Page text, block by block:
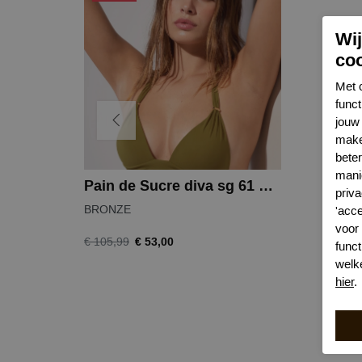
Pain de Sucre diva sg 61 bikinitop
BRONZE
€ 105,99 € 53,00
Met
voor
hier.